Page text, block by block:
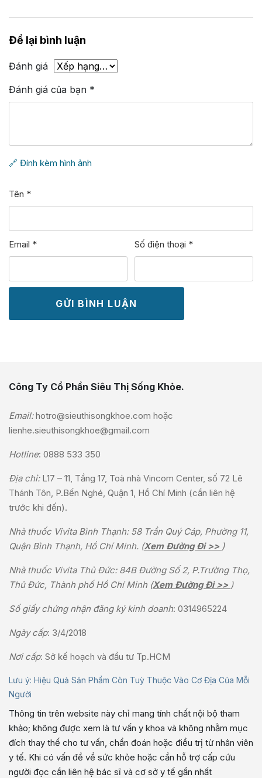
Để lại bình luận
Đánh giá
Đánh giá của bạn *
🔗 Đính kèm hình ảnh
Tên *
Email * Số điện thoại *
Công Ty Cổ Phần Siêu Thị Sống Khỏe.
Email: hotro@sieuthisongkhoe.com hoặc
lienhe.sieuthisongkhoe@gmail.com
Hotline: 0888 533 350
Địa chỉ: L17 – 11, Tầng 17, Toà nhà Vincom Center, số 72 Lê
Thánh Tôn, P.Bến Nghé, Quận 1, Hồ Chí Minh (cần liên hệ
trước khi đến).
Nhà thuốc Vivita Bình Thạnh: 58 Trần Quý Cáp, Phường 11,
Quận Bình Thạnh, Hồ Chí Minh. (Xem Đường Đi >> )
Nhà thuốc Vivita Thủ Đức: 84B Đường Số 2, P.Trường Thọ,
Thủ Đức, Thành phố Hồ Chí Minh (Xem Đường Đi >> )
Số giấy chứng nhận đăng ký kinh doanh: 0314965224
Ngày cấp: 3/4/2018
Nơi cấp: Sở kế hoạch và đầu tư Tp.HCM
Lưu ý: Hiệu Quả Sản Phẩm Còn Tuỳ Thuộc Vào Cơ Địa Của Mỗi
Người
Thông tin trên website này chỉ mang tính chất nội bộ tham
khảo; không được xem là tư vấn y khoa và không nhằm mục
đích thay thế cho tư vấn, chẩn đoán hoặc điều trị từ nhân viên
y tế. Khi có vấn đề về sức khỏe hoặc cần hỗ trợ cấp cứu
người đọc cần liên hệ bác sĩ và cơ sở y tế gần nhất